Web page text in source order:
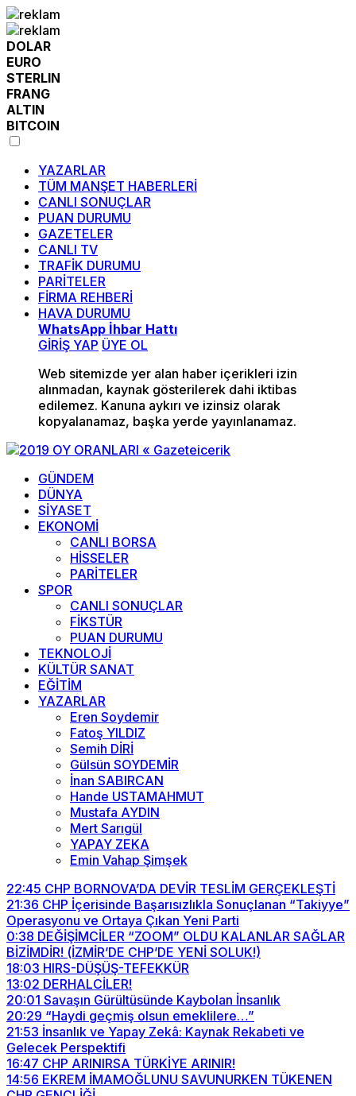
DOLAR
EURO
STERLIN
FRANG
ALTIN
BITCOIN
YAZARLAR
TÜM MANŞET HABERLERİ
CANLI SONUÇLAR
PUAN DURUMU
GAZETELER
CANLI TV
TRAFİK DURUMU
PARİTELER
FİRMA REHBERİ
HAVA DURUMU
WhatsApp İhbar Hattı
GİRİŞ YAP ÜYE OL
Web sitemizde yer alan haber içerikleri izin
alınmadan, kaynak gösterilerek dahi iktibas
edilemez. Kanuna aykırı ve izinsiz olarak
kopyalanamaz, başka yerde yayınlanamaz.
GÜNDEM
DÜNYA
SİYASET
EKONOMİ
CANLI BORSA
HİSSELER
PARİTELER
SPOR
CANLI SONUÇLAR
FİKSTÜR
PUAN DURUMU
TEKNOLOJİ
KÜLTÜR SANAT
EĞİTİM
YAZARLAR
Eren Soydemir
Fatoş YILDIZ
Semih DİRİ
Gülsün SOYDEMİR
İnan SABIRCAN
Hande USTAMAHMUT
Mustafa AYDIN
Mert Sarıgül
YAPAY ZEKA
Emin Vahap Şimşek
22:45 CHP BORNOVA’DA DEVİR TESLİM GERÇEKLEŞTİ
21:36 CHP İçerisinde Başarısızlıkla Sonuçlanan “Takiyye”
Operasyonu ve Ortaya Çıkan Yeni Parti
0:38 DEĞİŞİMCİLER “ZOOM” OLDU KALANLAR SAĞLAR
BİZİMDİR! (İZMİR’DE CHP’DE YENİ SOLUK!)
18:03 HIRS-DÜŞÜŞ-TEFEKKÜR
13:02 DERHALCİLER!
20:01 Savaşın Gürültüsünde Kaybolan İnsanlık
20:29 “Haydi geçmiş olsun emeklilere…”
21:53 İnsanlık ve Yapay Zekâ: Kaynak Rekabeti ve
Gelecek Perspektifi
16:47 CHP ARINIRSA TÜRKİYE ARINIR!
14:56 EKREM İMAMOĞLUNU SAVUNURKEN TÜKENEN